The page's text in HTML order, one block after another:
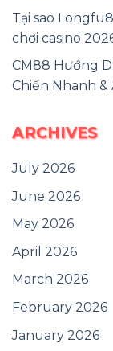
Tại sao
chơi casino
CM88 Hướng
Chiến Nhanh &
ARCHIVES
July 2026
June 2026
May 2026
April 2026
March 2026
February 2026
January 2026